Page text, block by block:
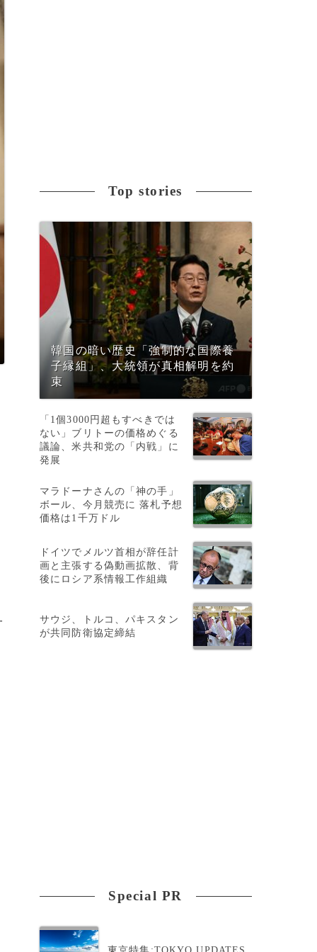
Top stories
韓国の暗い歴史「強制的な国際養
子縁組」、大統領が真相解明を約
束
「1個3000円超もすべきでは
ない」ブリトーの価格めぐる
議論、米共和党の「内戦」に
発展
マラドーナさんの「神の手」
ボール、今月競売に 落札予想
価格は1千万ドル
ドイツでメルツ首相が辞任計
画と主張する偽動画拡散、背
後にロシア系情報工作組織
サウジ、トルコ、パキスタン
が共同防衛協定締結
Special PR
東京特集:TOKYO UPDATES